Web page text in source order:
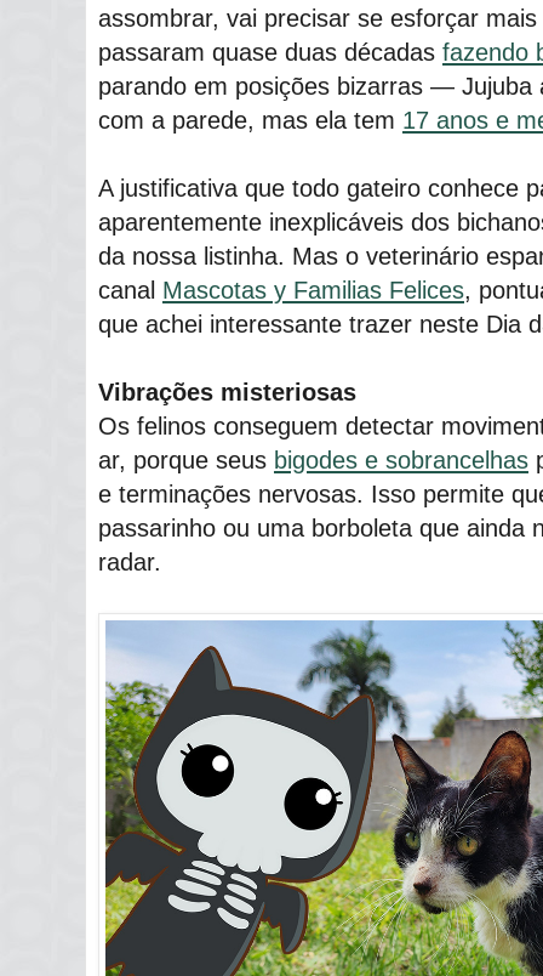
assombrar, vai precisar se esforçar
passaram quase duas décadas fazendo
parando em posições bizarras ― Jujuba
com a parede, mas ela tem 17 anos e
A justificativa que todo gateiro conhece
aparentemente inexplicáveis dos
da nossa listinha. Mas o veterinário
canal Mascotas y Familias Felices,
que achei interessante trazer neste Dia
Vibrações misteriosas
Os felinos conseguem detectar
ar, porque seus bigodes e sobrancelhas
e terminações nervosas. Isso permite
passarinho ou uma borboleta que ainda
radar.